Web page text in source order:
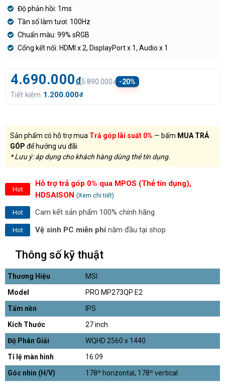
Độ phản hồi: 1ms
Tần số làm tươi: 100Hz
Chuẩn màu: 99% sRGB
Cổng kết nối: HDMI x 2, DisplayPort x 1, Audio x 1
4.690.000đ5.890.000đ -20%
Tiết kiệm 1.200.000đ
Sản phẩm có hỗ trợ mua Trả góp lãi suất 0% — bấm MUA TRẢ
GÓP để hưởng ưu đãi
* Lưu ý: áp dụng cho khách hàng dùng thẻ tín dụng.
Hot
Hỗ trợ trả góp 0% qua MPOS (Thẻ tín dụng),
HDSAISON (Xem chi tiết)
Hot Cam kết sản phẩm 100% chính hãng
Hot Vệ sinh PC miễn phínăm đầu tại shop
Thông số kỹ thuật
Thương Hiệu
MSI
Model
PRO MP273QP E2
Tấm nền
IPS
Kích Thước
27 inch
Độ Phân Giải
WQHD 2560 x 1440
Tỉ lệ màn hình
16:09
Góc nhìn (H/V)
178º horizontal, 178º vertical